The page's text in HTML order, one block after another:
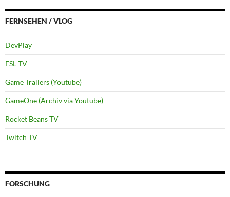
FERNSEHEN / VLOG
DevPlay
ESL TV
Game Trailers (Youtube)
GameOne (Archiv via Youtube)
Rocket Beans TV
Twitch TV
FORSCHUNG